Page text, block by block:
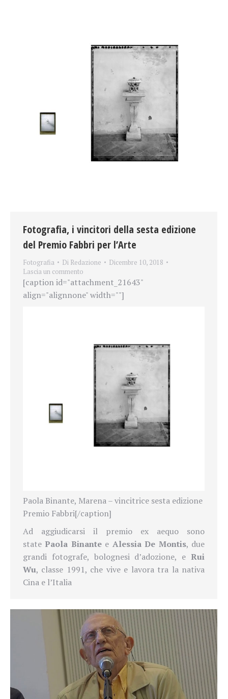
Fotografia, i vincitori della sesta edizione
del Premio Fabbri per l’Arte
Fotografia Di Redazione
Dicembre 10, 2018
Lascia un commento
[caption id="attachment_21643"
align="alignnone" width=""]
Paola Binante, Marena – vincitrice sesta edizione
Premio Fabbri[/caption]
Ad aggiudicarsi il premio ex aequo sono
statePaola Binante e Alessia De Montis, due
grandi fotografe, bolognesi d’adozione, e Rui
Wu, classe 1991, che vive e lavora tra la nativa
Cina e l’Italia